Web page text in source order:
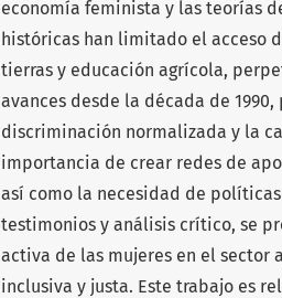
economía feminista y las teorías
históricas han limitado el acceso
tierras y educación agrícola,
avances desde la década de
discriminación normalizada y la
importancia de crear redes de
así como la necesidad de
testimonios y análisis crítico, se
activa de las mujeres en el sector
inclusiva y justa. Este trabajo es